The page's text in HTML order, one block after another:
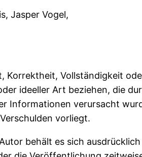
Jasper Vogel,
Korrektheit, Vollständigkeit
ideeller Art beziehen, die
Informationen verursacht
vorliegt.
behält es sich